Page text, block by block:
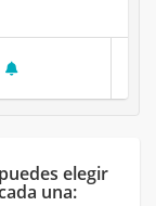
elegir
una: